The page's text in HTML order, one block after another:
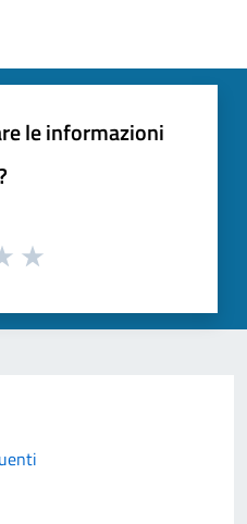
le informazioni